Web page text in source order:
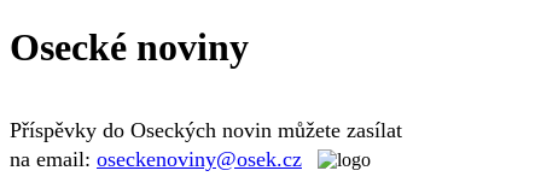
Osecké noviny
Příspěvky do Oseckých novin můžete zasílat
na email: oseckenoviny@osek.cz